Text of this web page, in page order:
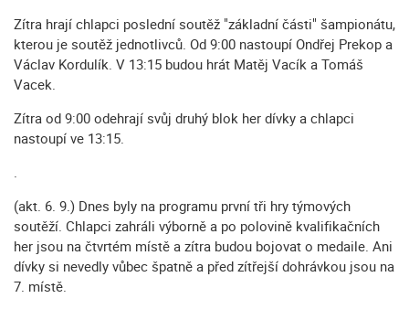
Zítra hrají chlapci poslední soutěž "základní části" šampionátu,
kterou je soutěž jednotlivců. Od 9:00 nastoupí Ondřej Prekop a
Václav Kordulík. V 13:15 budou hrát Matěj Vacík a Tomáš
Vacek.
Zítra od 9:00 odehrají svůj druhý blok her dívky a chlapci
nastoupí ve 13:15.
(akt. 6. 9.) Dnes byly na programu první tři hry týmových
soutěží. Chlapci zahráli výborně a po polovině kvalifikačních
her jsou na čtvrtém místě a zítra budou bojovat o medaile. Ani
dívky si nevedly vůbec špatně a před zítřejší dohrávkou jsou na
7. místě.